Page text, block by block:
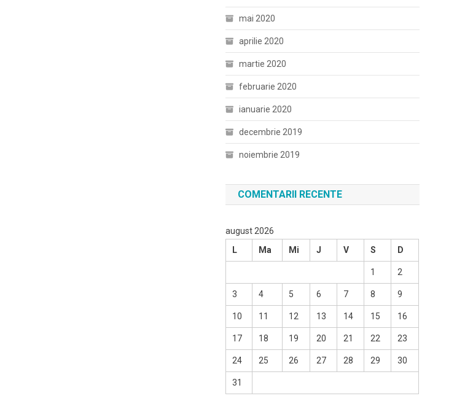
mai 2020
aprilie 2020
martie 2020
februarie 2020
ianuarie 2020
decembrie 2019
noiembrie 2019
COMENTARII RECENTE
august 2026
L
Ma Mi J V S D
1 2
3 4 5 6 7 8 9
10 11 12 13 14 15 16
17 18 19 20 21 22 23
24 25 26 27 28 29 30
31